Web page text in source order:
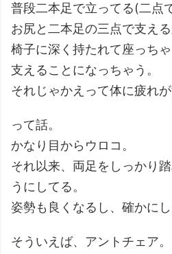
普段二本足で立ってる(二点
お尻と二本足の三点で支える
椅子に深く持たれて座っち
支えることになっちゃう。
それじゃかえって体に疲れが
って話。
かなり目からウロコ。
それ以来、両足をしっかり
うにしてる。
姿勢も良くなるし、確かにし
そういえば、アントチェア。